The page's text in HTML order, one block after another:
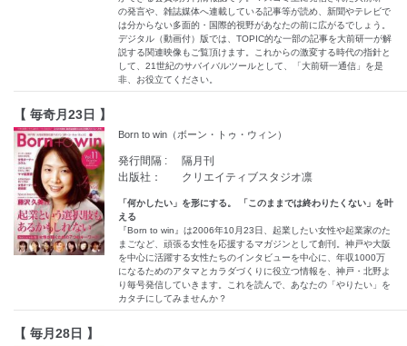
の発言や、雑誌媒体へ連載している記事等が読め、新聞やテレビで
は分からない多面的・国際的視野があなたの前に広がるでしょう。
デジタル（動画付）版では、TOPIC的な一部の記事を大前研一が解
説する関連映像もご覧頂けます。これからの激変する時代の指針と
して、21世紀のサバイバルツールとして、「大前研一通信」を是
非、お役立てください。
【 毎奇月23日 】
Born to win（ボーン・トゥ・ウィン）
発行間隔 :
隔月刊
出版社：
クリエイティブスタジオ凛
「何かしたい」を形にする。 「このままでは終わりたくない」を叶
える
『Born to win』は2006年10月23日、起業したい女性や起業家のた
まごなど、頑張る女性を応援するマガジンとして創刊。神戸や大阪
を中心に活躍する女性たちのインタビューを中心に、年収1000万
になるためのアタマとカラダづくりに役立つ情報を、神戸・北野よ
り毎号発信していきます。これを読んで、あなたの「やりたい」を
カタチにしてみませんか？
【 毎月28日 】